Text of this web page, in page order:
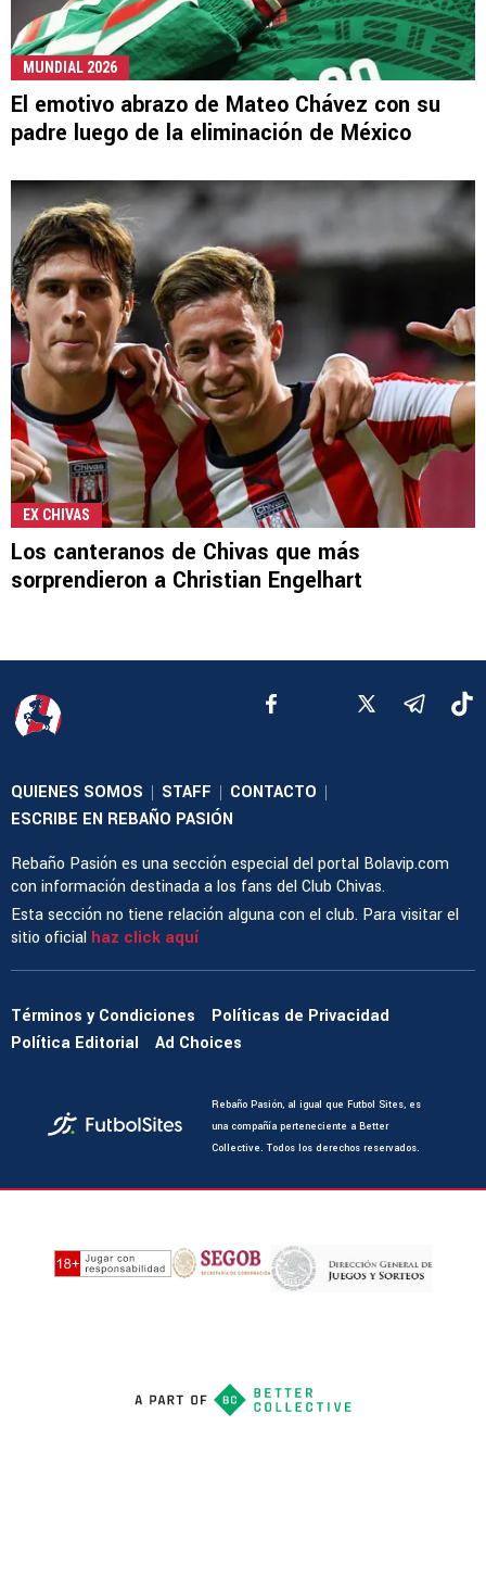
MUNDIAL 2026
El emotivo abrazo de Mateo Chávez con su
padre luego de la eliminación de México
EX CHIVAS
Los canteranos de Chivas que más
sorprendieron a Christian Engelhart
QUIENES SOMOS | STAFF | CONTACTO |
ESCRIBE EN REBAÑO PASIÓN
Rebaño Pasión es una sección especial del portal Bolavip.com
con información destinada a los fans del Club Chivas.
Esta sección no tiene relación alguna con el club. Para visitar el
sitio oficial haz click aquí
Términos y Condiciones
Políticas de Privacidad
Política Editorial
Ad Choices
Rebaño Pasión, al igual que Futbol Sites, es
una compañía perteneciente a Better
Collective. Todos los derechos reservados.